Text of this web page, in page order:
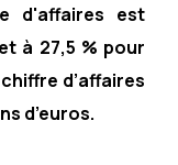
d'affaires est
à 27,5 % pour
d’affaires
d’euros.